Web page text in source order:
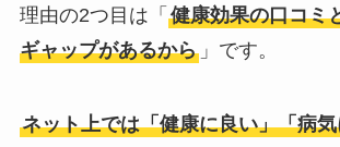
理由の2つ目は「 健康効果の口コミ
ギャップがあるから」です。
ネット上では「健康に良い」「病